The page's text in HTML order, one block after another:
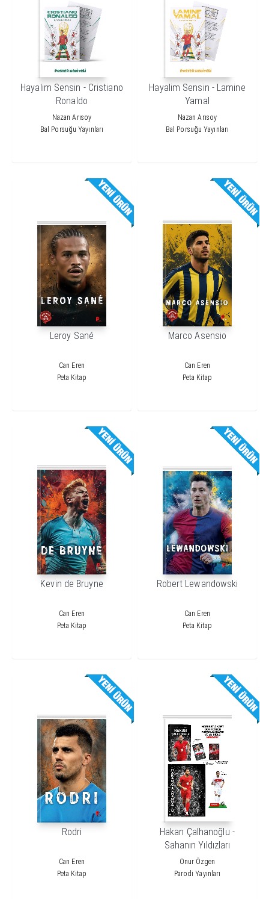
Hayalim Sensin - Cristiano
Ronaldo
Nazan Arısoy
Bal Porsuğu Yayınları
Hayalim Sensin - Lamine
Yamal
Nazan Arısoy
Bal Porsuğu Yayınları
Leroy Sané
Can Eren
Peta Kitap
Marco Asensio
Can Eren
Peta Kitap
Kevin de Bruyne
Can Eren
Peta Kitap
Robert Lewandowski
Can Eren
Peta Kitap
Rodri
Can Eren
Peta Kitap
Hakan Çalhanoğlu -
Sahanın Yıldızları
Onur Özgen
Parodi Yayınları